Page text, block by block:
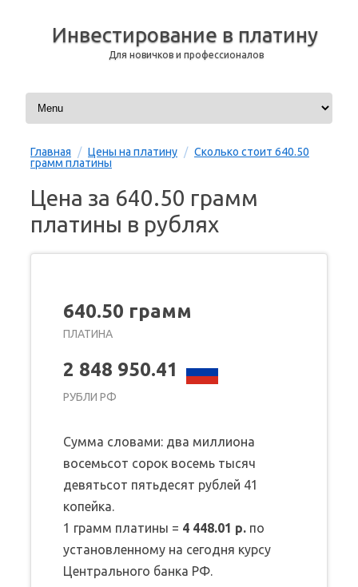
Инвестирование в платину
Для новичков и профессионалов
Перейти к содержимому
Главная / Цены на платину / Сколько стоит 640.50
грамм платины
Цена за 640.50 грамм
платины в рублях
640.50 грамм
ПЛАТИНА
2 848 950.41
РУБЛИ РФ
Сумма словами: два миллиона
восемьсот сорок восемь тысяч
девятьсот пятьдесят рублей 41
копейка.
1 грамм платины = 4 448.01 р. по
установленному на сегодня курсу
Центрального банка РФ.